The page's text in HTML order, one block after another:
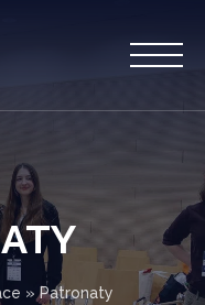
»Patronaty